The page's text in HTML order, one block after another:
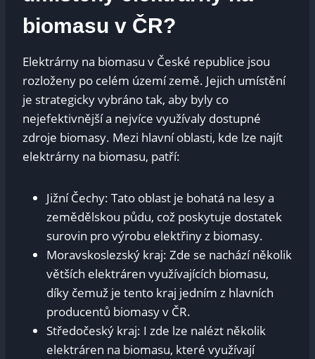
biomasu v ČR?
Elektrárny na biomasu v České republice jsou
rozloženy po celém území země. Jejich umístění
je strategicky vybráno tak, aby byly co
nejefektivnější a nejvíce využívaly dostupné
zdroje biomasy. Mezi hlavní oblasti, kde lze najít
elektrárny na biomasu, patří:
Jižní Čechy: Tato oblast je bohatá na lesy a
zemědělskou půdu, což poskytuje dostatek
surovin pro výrobu elektřiny z biomasy.
Moravskoslezský kraj: Zde se nachází několik
větších elektráren využívajících biomasu,
díky čemuž je tento kraj jedním z hlavních
producentů biomasy v ČR.
Středočeský kraj: I zde lze nalézt několik
elektráren na biomasu, které využívají